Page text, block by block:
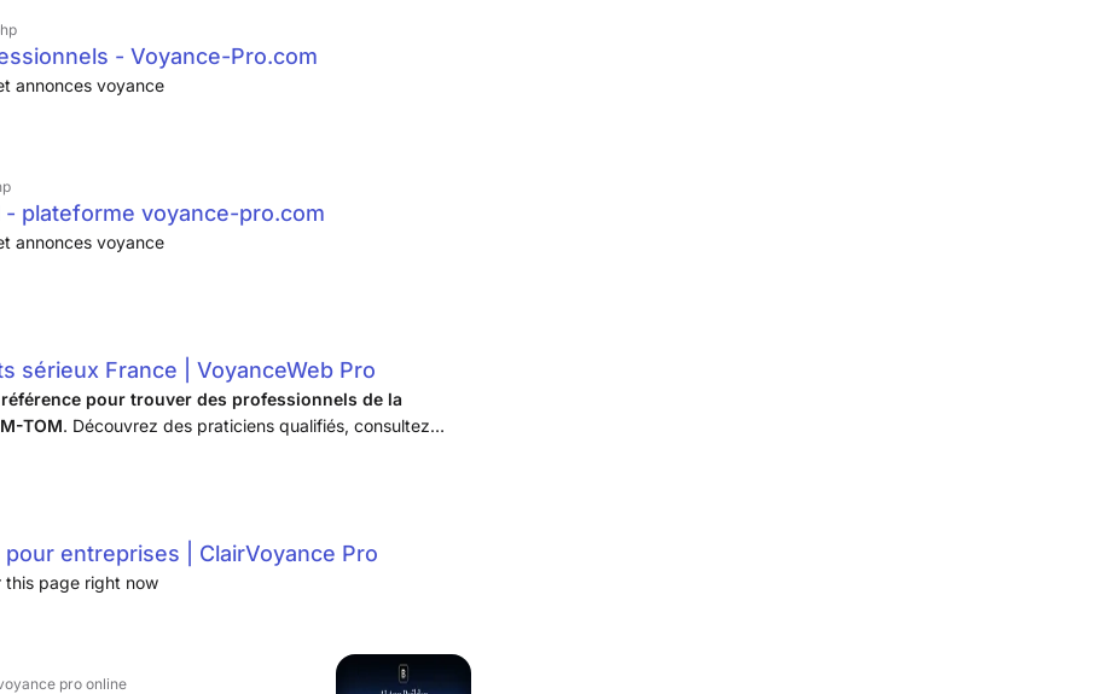
- Voyance-Pro.com
annonces voyance
- plateforme voyance-pro.com
annonces voyance
sérieux France | VoyanceWeb Pro
pour trouver des professionnels de la
TOM. Découvrez des praticiens qualifiés, consultez
entreprises | ClairVoyance Pro
page right now
pro online